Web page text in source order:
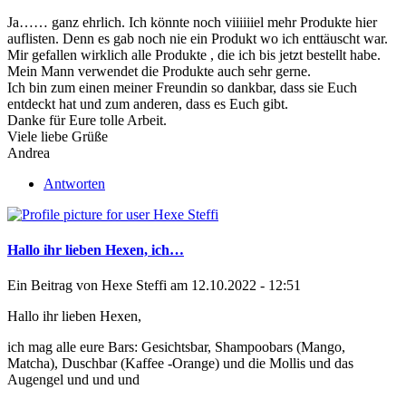
Ja…… ganz ehrlich. Ich könnte noch viiiiiiel mehr Produkte hier
auflisten. Denn es gab noch nie ein Produkt wo ich enttäuscht war.
Mir gefallen wirklich alle Produkte , die ich bis jetzt bestellt habe.
Mein Mann verwendet die Produkte auch sehr gerne.
Ich bin zum einen meiner Freundin so dankbar, dass sie Euch
entdeckt hat und zum anderen, dass es Euch gibt.
Danke für Eure tolle Arbeit.
Viele liebe Grüße
Andrea
Antworten
Hallo ihr lieben Hexen, ich…
Ein Beitrag von Hexe Steffi am 12.10.2022 - 12:51
Hallo ihr lieben Hexen,
ich mag alle eure Bars: Gesichtsbar, Shampoobars (Mango,
Matcha), Duschbar (Kaffee -Orange) und die Mollis und das
Augengel und und und